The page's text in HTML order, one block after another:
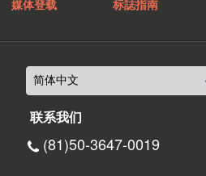
媒体登载 标誌指南
联系我们
(81)50-3647-0019